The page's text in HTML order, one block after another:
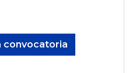
convocatoria